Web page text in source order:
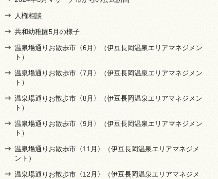
人権相談
共和幼稚園5月の様子
温泉場通りお散歩市〈6月〉（伊豆長岡温泉エリアマネジメン
ト）
温泉場通りお散歩市〈7月〉（伊豆長岡温泉エリアマネジメン
ト）
温泉場通りお散歩市〈8月〉（伊豆長岡温泉エリアマネジメン
ト）
温泉場通りお散歩市〈9月〉（伊豆長岡温泉エリアマネジメン
ト）
温泉場通りお散歩市〈11月〉（伊豆長岡温泉エリアマネジメ
ント）
温泉場通りお散歩市〈12月〉（伊豆長岡温泉エリアマネジメ